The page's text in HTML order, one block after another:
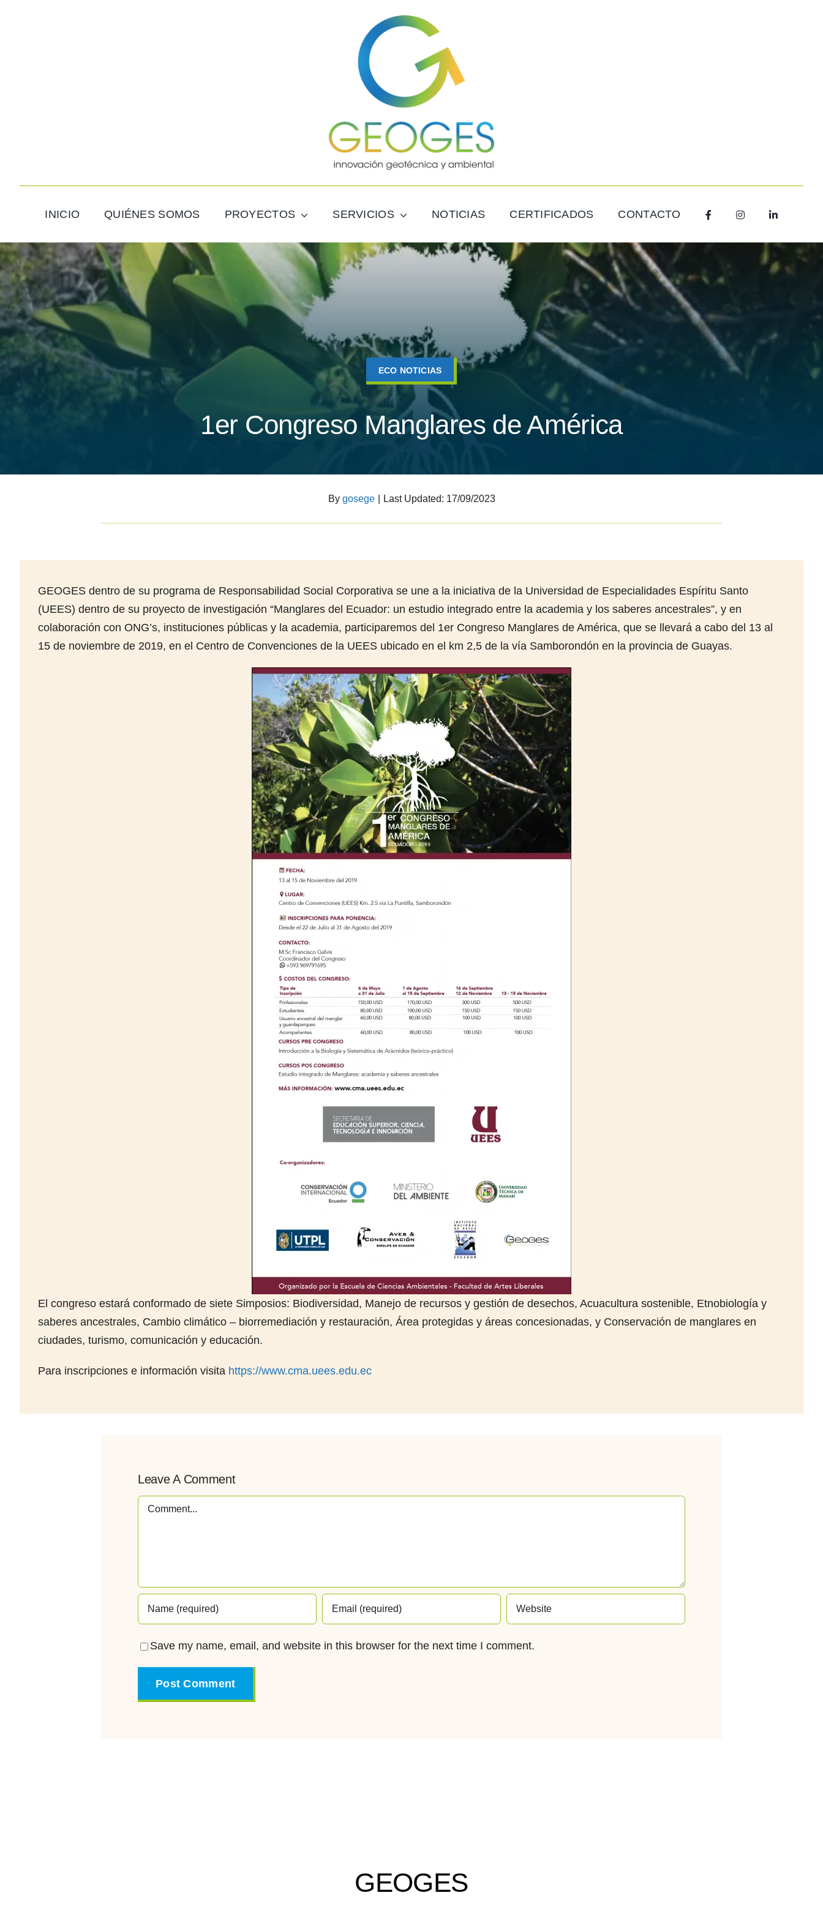
INICIO QUIÉNES SOMOS PROYECTOS SERVICIOS NOTICIAS CERTIFICADOS CONTACTO
ECO NOTICIAS
1er Congreso Manglares de América
By gosege Last Updated: 17/09/2023
GEOGES dentro de su programa de Responsabilidad Social Corporativa se une a la iniciativa de la Universidad de Especialidades Espíritu Santo
(UEES) dentro de su proyecto de investigación “Manglares del Ecuador: un estudio integrado entre la academia y los saberes ancestrales”, y en
colaboración con ONG’s, instituciones públicas y la academia, participaremos del 1er Congreso Manglares de América, que se llevará a cabo del 13 al
15 de noviembre de 2019, en el Centro de Convenciones de la UEES ubicado en el km 2,5 de la vía Samborondón en la provincia de Guayas.
El congreso estará conformado de siete Simposios: Biodiversidad, Manejo de recursos y gestión de desechos, Acuacultura sostenible, Etnobiología y
saberes ancestrales, Cambio climático – biorremediación y restauración, Área protegidas y áreas concesionadas, y Conservación de manglares en
ciudades, turismo, comunicación y educación.
Para inscripciones e información visita https://www.cma.uees.edu.ec
Leave A Comment
Comment
Save my name, email, and website in this browser for the next time I comment.
GEOGES